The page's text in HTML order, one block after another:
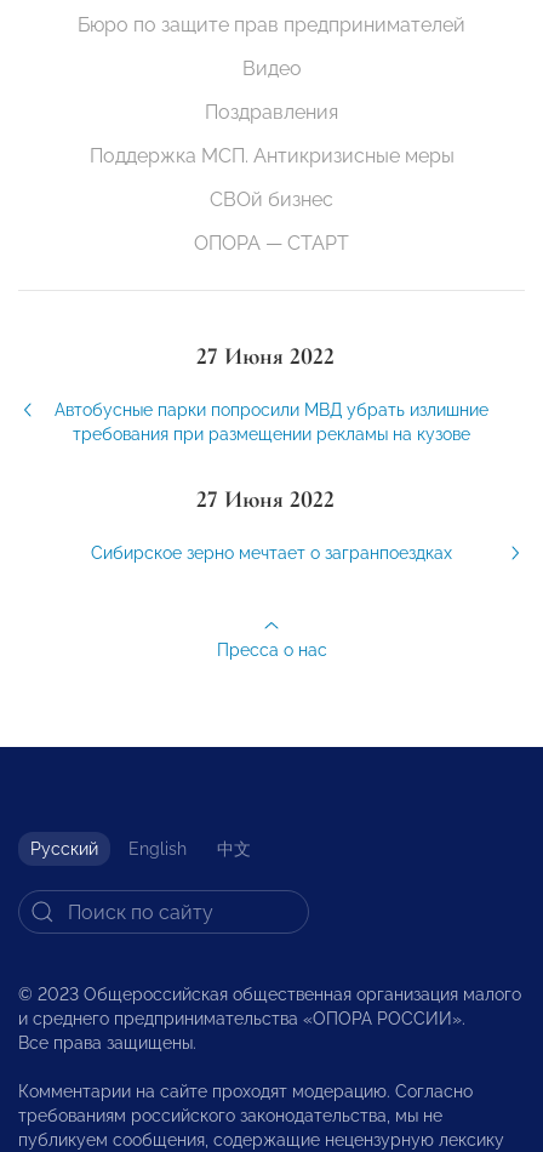
Бюро по защите прав предпринимателей
Видео
Поздравления
Поддержка МСП. Антикризисные меры
СВОй бизнес
ОПОРА — СТАРТ
27 Июня 2022
Автобусные парки попросили МВД убрать излишние
требования при размещении рекламы на кузове
27 Июня 2022
Сибирское зерно мечтает о загранпоездках
Пресса о нас
Русский English 中文
© 2023 Общероссийская общественная организация малого
и среднего предпринимательства «ОПОРА РОССИИ».
Все права защищены.
Комментарии на сайте проходят модерацию. Согласно
требованиям российского законодательства, мы не
публикуем сообщения, содержащие нецензурную лексику